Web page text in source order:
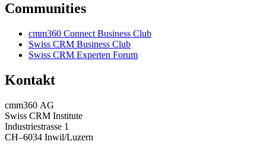
Communities
cmm360 Connect Business Club
Swiss CRM Business Club
Swiss CRM Experten Forum
Kontakt
cmm360 AG
Swiss CRM Institute
Industriestrasse 1
CH–6034 Inwil/Luzern